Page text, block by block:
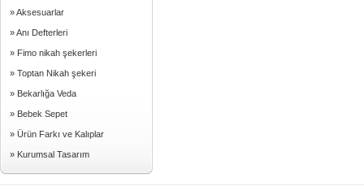
» Aksesuarlar
» Anı Defterleri
» Fimo nikah şekerleri
» Toptan Nikah şekeri
» Bekarlığa Veda
» Bebek Sepet
» Ürün Farkı ve Kalıplar
» Kurumsal Tasarım